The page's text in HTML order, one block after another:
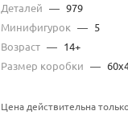
Деталей — 979
Минифигурок — 5
Возраст — 14+
Размер коробки —
Цена действительна